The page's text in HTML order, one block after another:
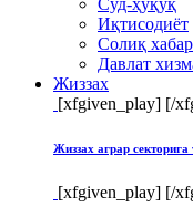
Иқтисодиёт
Солиқ
Давлат
Жиззах
[xfgiven_play] [/
Жиззах аграр
[xfgiven_play] [/